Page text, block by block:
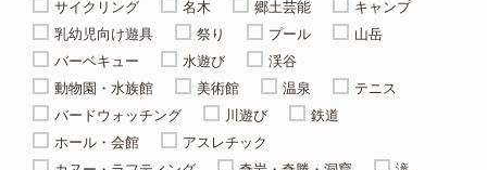
サイクリング
名木 郷土芸能
キャンプ
乳幼児向け遊具
祭り プール
山岳
バーベキュー
水遊び
渓谷
動物園・水族館
美術館 温泉
テニス
バードウォッチング
川遊び
鉄道
ホール・会館
アスレチック